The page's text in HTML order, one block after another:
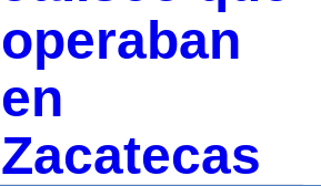
operaban
en
Zacatecas